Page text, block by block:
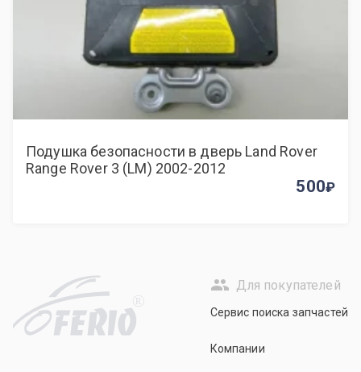
Подушка безопасности в дверь Land Rover
Range Rover 3 (LM) 2002-2012
500
R
Для покупателей
Сервис поиска запчастей
Компании